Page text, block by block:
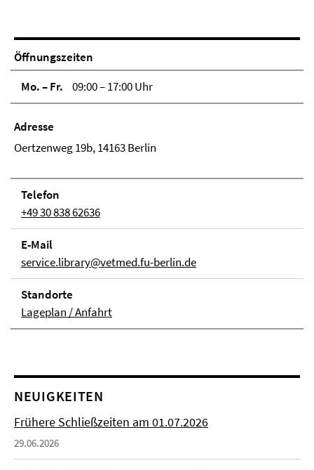
Öffnungszeiten
Mo. – Fr.
09:00 – 17:00 Uhr
Adresse
Oertzenweg 19b, 14163 Berlin
Telefon
+49 30 838 62636
E-Mail
service.library@vetmed.fu-berlin.de
Stand­orte
Lageplan / Anfahrt
NEUIGKEITEN
Frühere Schließzeiten am 01.07.2026
29.06.2026